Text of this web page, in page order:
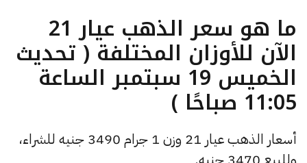
ما هو سعر الذهب عيار 21
الآن للأوزان المختلفة ( تحديث
الخميس 19 سبتمبر الساعة
11:05 صباحًا )
أسعار الذهب عيار 21 وزن 1 جرام 3490 جنيه للشراء،